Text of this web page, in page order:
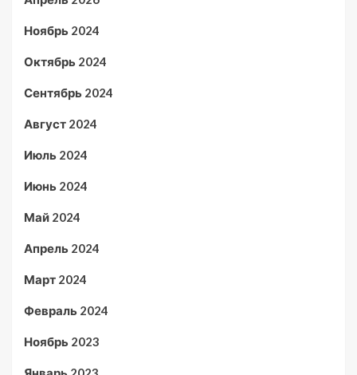
Ноябрь 2024
Октябрь 2024
Сентябрь 2024
Август 2024
Июль 2024
Июнь 2024
Май 2024
Апрель 2024
Март 2024
Февраль 2024
Ноябрь 2023